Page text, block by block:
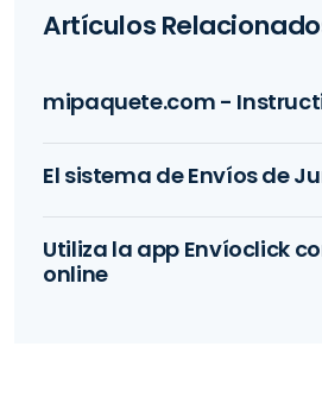
Artículos
mipaquete.com -
El sistema de Envíos de
Utiliza la app Envíoclick
online